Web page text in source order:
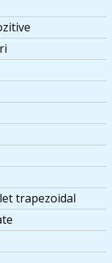
trapezoidal